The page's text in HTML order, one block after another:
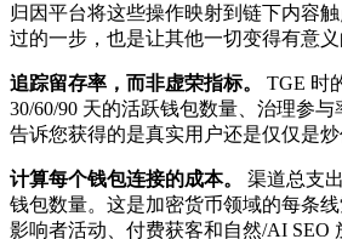
归因平台将这些操作映射到链下内容
过的一步，也是让其他一切变得有意义
追踪留存率，而非虚荣指标。
TGE 时
30/60/90 天的活跃钱包数量、治理参
告诉您获得的是真实用户还是仅仅是炒
计算每个钱包连接的成本。
渠道总支
钱包数量。这是加密货币领域的每条
影响者活动、付费获客和自然/AI SEO